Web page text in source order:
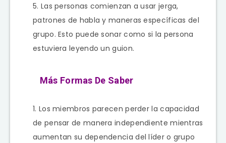
Las personas comienzan a usar jerga,
patrones de habla y maneras específicas del
grupo. Esto puede sonar como si la persona
estuviera leyendo un guion.
Más Formas De Saber
Los miembros parecen perder la capacidad
de pensar de manera independiente mientras
aumentan su dependencia del líder o grupo